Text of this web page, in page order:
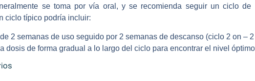
se toma por vía oral, y se recomienda seguir un ciclo
ciclo típico podría incluir:
2 semanas de uso seguido por 2 semanas de descanso (ciclo 2 on – 2
dosis de forma gradual a lo largo del ciclo para encontrar el nivel